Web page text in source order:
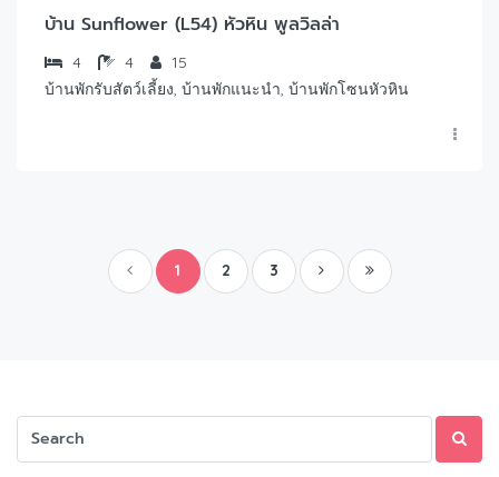
บ้าน Sunflower (L54) หัวหิน พูลวิลล่า
4 4
15
บ้านพักรับสัตว์เลี้ยง, บ้านพักแนะนำ, บ้านพักโซนหัวหิน
1 2 3